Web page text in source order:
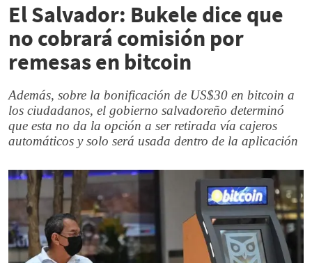
El Salvador: Bukele dice que
no cobrará comisión por
remesas en bitcoin
Además, sobre la bonificación de US$30 en bitcoin a
los ciudadanos, el gobierno salvadoreño determinó
que esta no da la opción a ser retirada vía cajeros
automáticos y solo será usada dentro de la aplicación